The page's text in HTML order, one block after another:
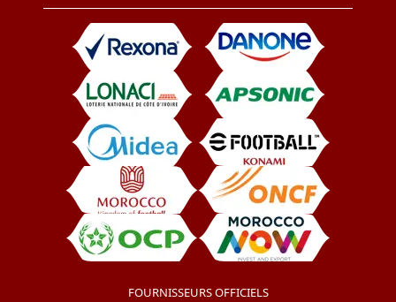
FOURNISSEURS OFFICIELS